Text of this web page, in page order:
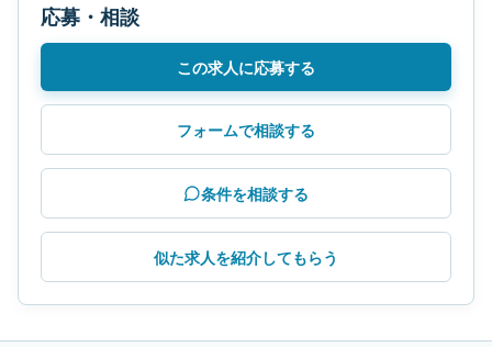
応募・相談
この求人に応募する
フォームで相談する
条件を相談する
似た求人を紹介してもらう